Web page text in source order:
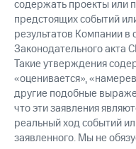
содержать проекты или
предстоящих событий
результатов Компании в
Законодательного акта
Такие утверждения
«оценивается»,
другие подобные
что эти заявления
реальный ход событий
заявленного. Мы не